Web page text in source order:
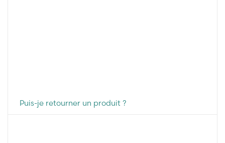
Puis-je retourner un produit ?